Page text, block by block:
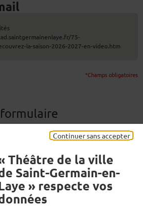
Continuer sans accepter
Théâtre de la ville
Saint-Germain-en-
» respecte vos
75-
la-saison-2026-2027-en-video.htm
*Champs obligatoires
par une virgule. (200 caractères